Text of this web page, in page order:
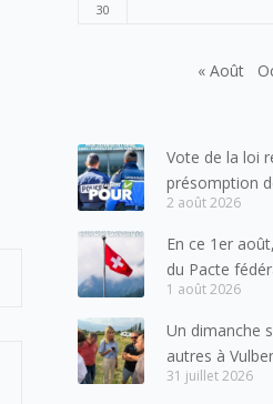
30
« Août
Vote de la loi
présomption
pour les forces
2 août 2026
En ce 1er
du Pacte
à adresser
salutations à
suisses, et
aux habitants
1 août 2026
Un dimanche
autres à
31 juillet 2026